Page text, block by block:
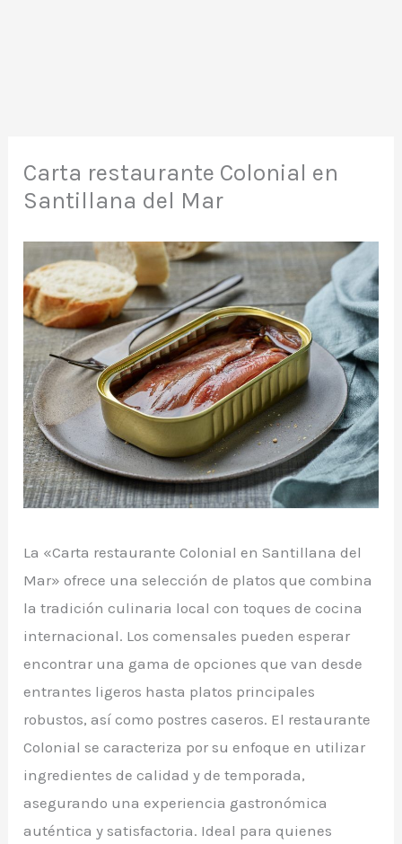
Carta restaurante Colonial en
Santillana del Mar
La «Carta restaurante Colonial en Santillana del
Mar» ofrece una selección de platos que combina
la tradición culinaria local con toques de cocina
internacional. Los comensales pueden esperar
encontrar una gama de opciones que van desde
entrantes ligeros hasta platos principales
robustos, así como postres caseros. El restaurante
Colonial se caracteriza por su enfoque en utilizar
ingredientes de calidad y de temporada,
asegurando una experiencia gastronómica
auténtica y satisfactoria. Ideal para quienes